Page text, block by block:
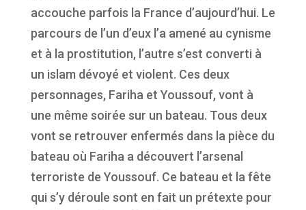
accouche parfois la France d’aujourd’hui. Le
parcours de l’un d’eux l’a amené au cynisme
et à la prostitution, l’autre s’est converti à
un islam dévoyé et violent. Ces deux
personnages, Fariha et Youssouf, vont à
une même soirée sur un bateau. Tous deux
vont se retrouver enfermés dans la pièce du
bateau où Fariha a découvert l’arsenal
terroriste de Youssouf. Ce bateau et la fête
qui s’y déroule sont en fait un prétexte pour